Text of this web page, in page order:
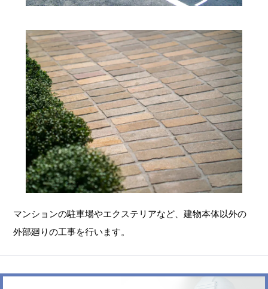
マンションの駐車場やエクステリアなど、建物本体以外の
外部廻りの工事を行います。